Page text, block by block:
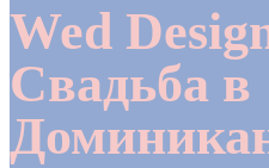
Wed
Свадьба в